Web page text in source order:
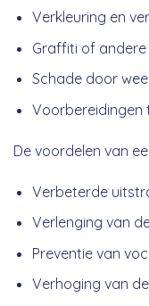
Verkleuring en
Graffiti of
Schade door
Voorbereidingen
De voordelen van
Verbeterde
Verlenging van
Preventie van
Verhoging van